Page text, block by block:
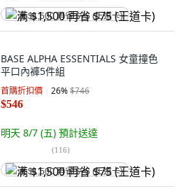
满 $1,500 再省 $75 (王道卡)
BASE ALPHA ESSENTIALS 女童撞色
平口內褲5件組
首購折扣價 26%$746
$546
明天 8/7 (五) 預計送達
(116)
满 $1,500 再省 $75 (王道卡)